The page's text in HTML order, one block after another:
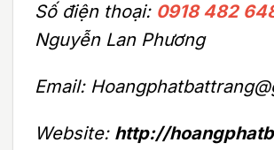
Số điện thoại: 0918 482
Nguyễn Lan Phương
Email:
Website: http://